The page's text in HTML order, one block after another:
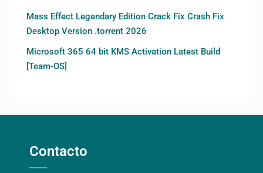
Mass Effect Legendary Edition Crack Fix Crash Fix
Desktop Version .torrent 2026
Microsoft 365 64 bit KMS Activation Latest Build
[Team-OS]
Contacto